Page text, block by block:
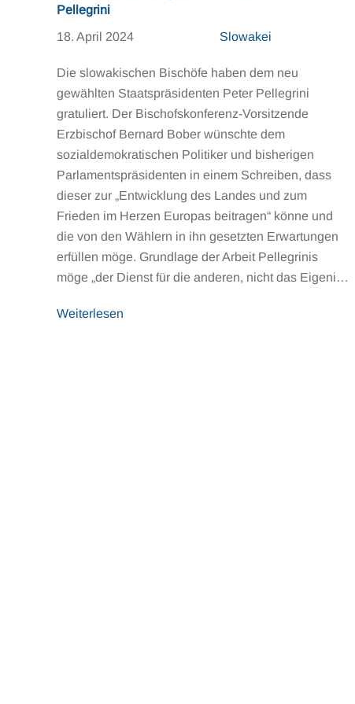
Pellegrini
18. April 2024
Slowakei
Die slowakischen Bischöfe haben dem neu
gewählten Staatspräsidenten Peter Pellegrini
gratuliert. Der Bischofskonferenz-Vorsitzende
Erzbischof Bernard Bober wünschte dem
sozialdemokratischen Politiker und bisherigen
Parlamentspräsidenten in einem Schreiben, dass
dieser zur „Entwicklung des Landes und zum
Frieden im Herzen Europas beitragen“ könne und
die von den Wählern in ihn gesetzten Erwartungen
erfüllen möge. Grundlage der Arbeit Pellegrinis
möge „der Dienst für die anderen, nicht das Eigeni…
Weiterlesen